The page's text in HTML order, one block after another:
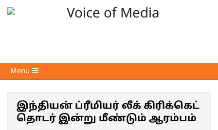
Skip
Voice
of
Primary
Navigation
Menu
இந்தியன் ப்ரீமியர் லீக் கிரிக்கெட்
தொடர் இன்று மீண்டும் ஆரம்பம்